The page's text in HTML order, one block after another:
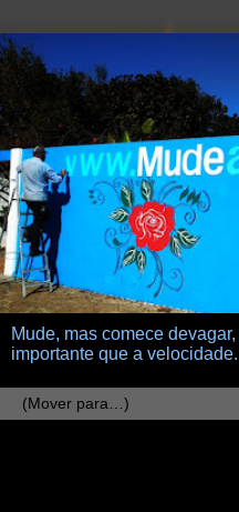
Mude, mas comece
importante que a velocidade.